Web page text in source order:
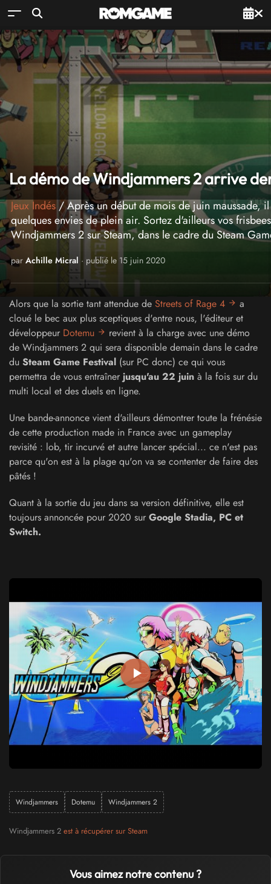
La démo de Windjammers 2 arrive
Jeux Indés / Après un début de mois de juin maussade,
quelques envies de plein air. Sortez d'ailleurs vos
Windjammers 2 sur Steam, dans le cadre du Steam
par Achille Micral · publié le 15 juin 2020
Alors que la sortie tant attendue de Streets of Rage 4
a
cloué le bec aux plus sceptiques d'entre nous, l'éditeur et
développeur Dotemu
revient à la charge avec une démo
de Windjammers 2 qui sera disponible demain dans le cadre
du Steam Game Festival (sur PC donc) ce qui vous
permettra de vous entraîner jusqu'au 22 juin à la fois sur du
multi local et des duels en ligne.
Une bande-annonce vient d'ailleurs démontrer toute la frénésie
de cette production made in France avec un gameplay
revisité : lob, tir incurvé et autre lancer spécial... ce n'est pas
parce qu'on est à la plage qu'on va se contenter de faire des
pâtés !
Quant à la sortie du jeu dans sa version définitive, elle est
toujours annoncée pour 2020 sur Google Stadia, PC et
Switch.
Windjammers Dotemu Windjammers 2
Windjammers 2 est à récupérer sur Steam
Vous aimez notre contenu ?